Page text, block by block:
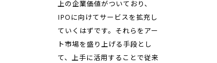
上の企業価値がついており、
IPOに向けてサービスを拡充し
ていくはずです。それらをアー
ト市場を盛り上げる手段とし
て、上手に活用することで従来